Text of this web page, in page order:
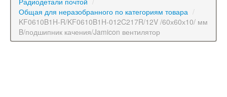
Общая для неразобранного по категориям товара /
KF0610B1H-R/KF0610B1H-012C217R/12V /60х60х10/ мм
B/подшипник качения/Jamicon вентилятор